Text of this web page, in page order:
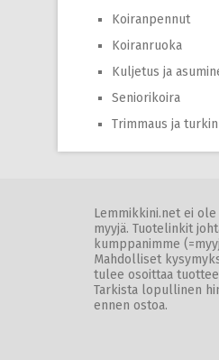
Koiranpennut
Koiranruoka
Kuljetus ja
Seniorikoira
Trimmaus ja
Lemmikkini.net ei
myyjä. Tuotelinkit
kumppanimme
Mahdolliset
tulee osoittaa
Tarkista lopullinen
ennen ostoa.